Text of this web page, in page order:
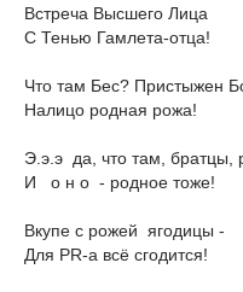
Встреча Высшего Лица
С Тенью Гамлета-отца!
Что там Бес? Пристыжен
Налицо родная рожа!
Э.э.э да, что там, братцы,
И о н о - родное тоже!
Вкупе с рожей ягодицы -
Для PR-а всё